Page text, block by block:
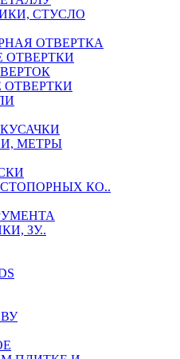
СТУСЛО
ОТВЕРТКА
ОТВЕРТКИ
МЕТРЫ
КО..
ЗУ..